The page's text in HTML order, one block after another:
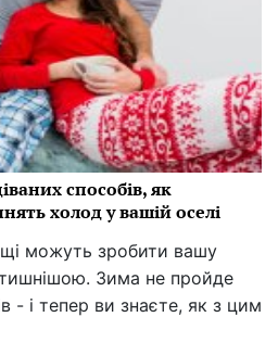
способів, як
холод у вашій оселі
можуть зробити вашу
Зима не пройде
- і тепер ви знаєте, як з цим